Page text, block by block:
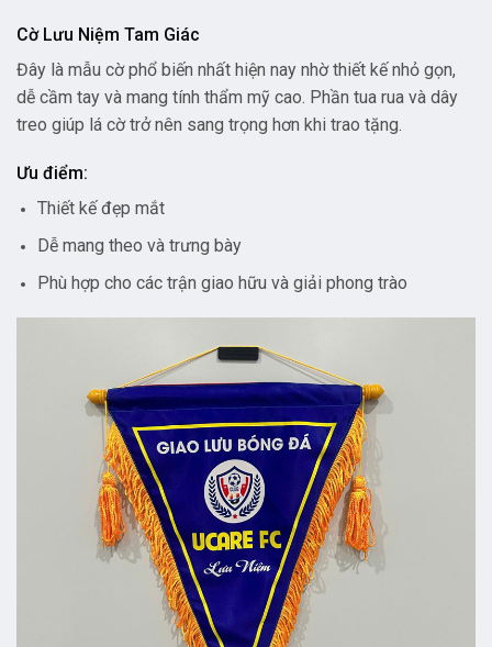
Cờ Lưu Niệm Tam Giác
Đây là mẫu cờ phổ biến nhất hiện nay nhờ thiết kế nhỏ gọn,
dễ cầm tay và mang tính thẩm mỹ cao. Phần tua rua và dây
treo giúp lá cờ trở nên sang trọng hơn khi trao tặng.
Ưu điểm:
Thiết kế đẹp mắt
Dễ mang theo và trưng bày
Phù hợp cho các trận giao hữu và giải phong trào